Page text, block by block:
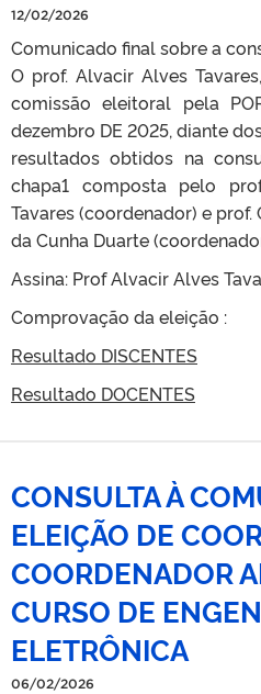
12/02/2026
Comunicado final sobre a
O prof. Alvacir Alves
comissão eleitoral pela
dezembro DE 2025, diante
resultados obtidos na
chapa1 composta pelo
Tavares (coordenador) e
da Cunha Duarte
Assina: Prof Alvacir Alves
Comprovação da eleição :
Resultado DISCENTES
Resultado DOCENTES
CONSULTA À
ELEIÇÃO DE
COORDENADOR
CURSO DE
ELETRÔNICA
06/02/2026